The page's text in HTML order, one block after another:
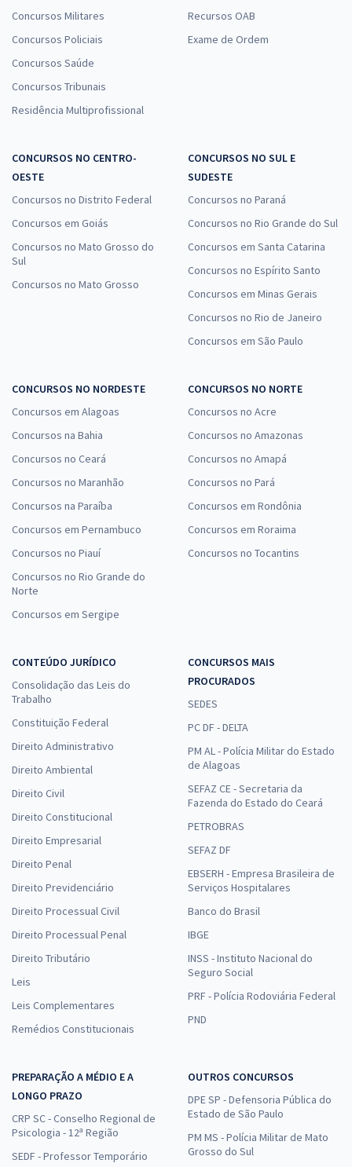
Concursos Militares
Concursos Policiais
Concursos Saúde
Concursos Tribunais
Residência Multiprofissional
Recursos OAB
Exame de Ordem
CONCURSOS NO CENTRO-
OESTE
Concursos no Distrito Federal
Concursos em Goiás
Concursos no Mato Grosso do
Sul
Concursos no Mato Grosso
CONCURSOS NO SUL E
SUDESTE
Concursos no Paraná
Concursos no Rio Grande do Sul
Concursos em Santa Catarina
Concursos no Espírito Santo
Concursos em Minas Gerais
Concursos no Rio de Janeiro
Concursos em São Paulo
CONCURSOS NO NORDESTE
Concursos em Alagoas
Concursos na Bahia
Concursos no Ceará
Concursos no Maranhão
Concursos na Paraíba
Concursos em Pernambuco
Concursos no Piauí
Concursos no Rio Grande do
Norte
Concursos em Sergipe
CONCURSOS NO NORTE
Concursos no Acre
Concursos no Amazonas
Concursos no Amapá
Concursos no Pará
Concursos em Rondônia
Concursos em Roraima
Concursos no Tocantins
CONTEÚDO JURÍDICO
Consolidação das Leis do
Trabalho
Constituição Federal
Direito Administrativo
Direito Ambiental
Direito Civil
Direito Constitucional
Direito Empresarial
Direito Penal
Direito Previdenciário
Direito Processual Civil
Direito Processual Penal
Direito Tributário
Leis
Leis Complementares
Remédios Constitucionais
CONCURSOS MAIS
PROCURADOS
SEDES
PC DF - DELTA
PM AL - Polícia Militar do Estado
de Alagoas
SEFAZ CE - Secretaria da
Fazenda do Estado do Ceará
PETROBRAS
SEFAZ DF
EBSERH - Empresa Brasileira de
Serviços Hospitalares
Banco do Brasil
IBGE
INSS - Instituto Nacional do
Seguro Social
PRF - Polícia Rodoviária Federal
PND
PREPARAÇÃO A MÉDIO E A
LONGO PRAZO
CRP SC - Conselho Regional de
Psicologia - 12ª Região
SEDF - Professor Temporário
OUTROS CONCURSOS
DPE SP - Defensoria Pública do
Estado de São Paulo
PM MS - Polícia Militar de Mato
Grosso do Sul